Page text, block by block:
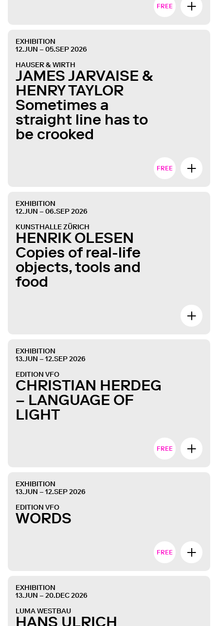
FREE
EXHIBITION
12.JUN – 05.SEP 2026
HAUSER & WIRTH
JAMES JARVAISE &
HENRY TAYLOR
Sometimes a
straight line has to
be crooked
FREE
EXHIBITION
12.JUN – 06.SEP 2026
KUNSTHALLE ZÜRICH
HENRIK OLESEN
Copies of real-life
objects, tools and
food
EXHIBITION
13.JUN – 12.SEP 2026
EDITION VFO
CHRISTIAN HERDEG
– LANGUAGE OF
LIGHT
FREE
EXHIBITION
13.JUN – 12.SEP 2026
EDITION VFO
WORDS
FREE
EXHIBITION
13.JUN – 20.DEC 2026
LUMA WESTBAU
HANS ULRICH